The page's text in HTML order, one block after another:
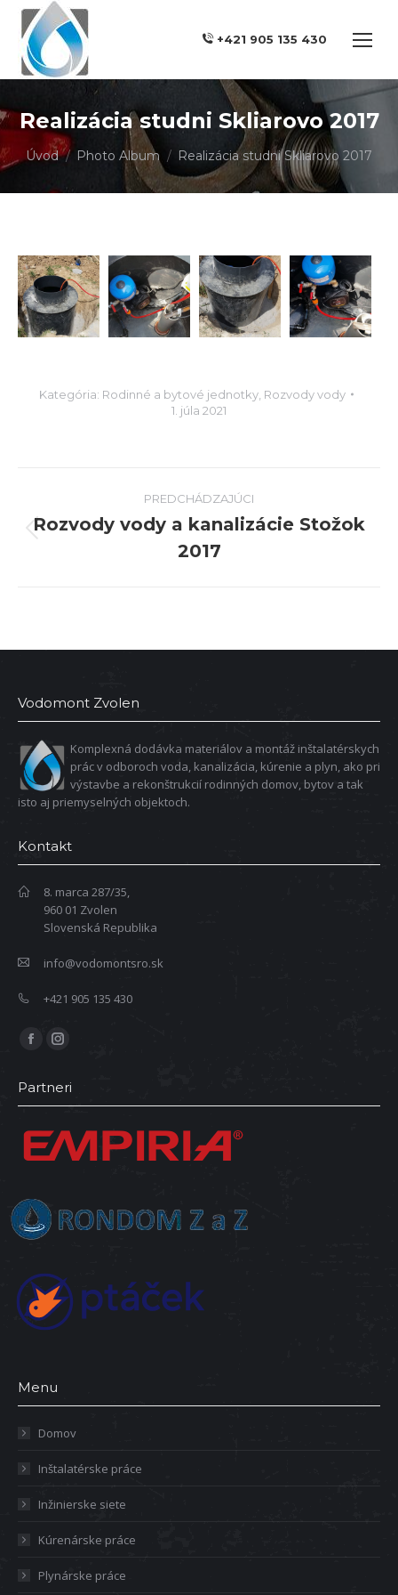
+421 905 135 430
Realizácia studni Skliarovo 2017
You are here:
Úvod Photo Album Realizácia studni Skliarovo 2017
Kategória: Rodinné a bytové jednotky Rozvody vody
1. júla 2021
navigation
PREDCHÁDZAJÚCI
album:
Rozvody vody a kanalizácie Stožok
2017
Vodomont Zvolen
Komplexná dodávka materiálov a montáž inštalatérskych
prác v odboroch voda, kanalizácia, kúrenie a plyn, ako pri
výstavbe a rekonštrukcií rodinných domov, bytov a tak
isto aj priemyselných objektoch.
Kontakt
8. marca 287/35,
960 01 Zvolen
Slovenská Republika
info@vodomontsro.sk
+421 905 135 430
Find us on:
Facebook
opens
new
window
Instagram
opens
new
window
Partneri
Menu
Domov
Inštalatérske práce
Inžinierske siete
Kúrenárske práce
Plynárske práce